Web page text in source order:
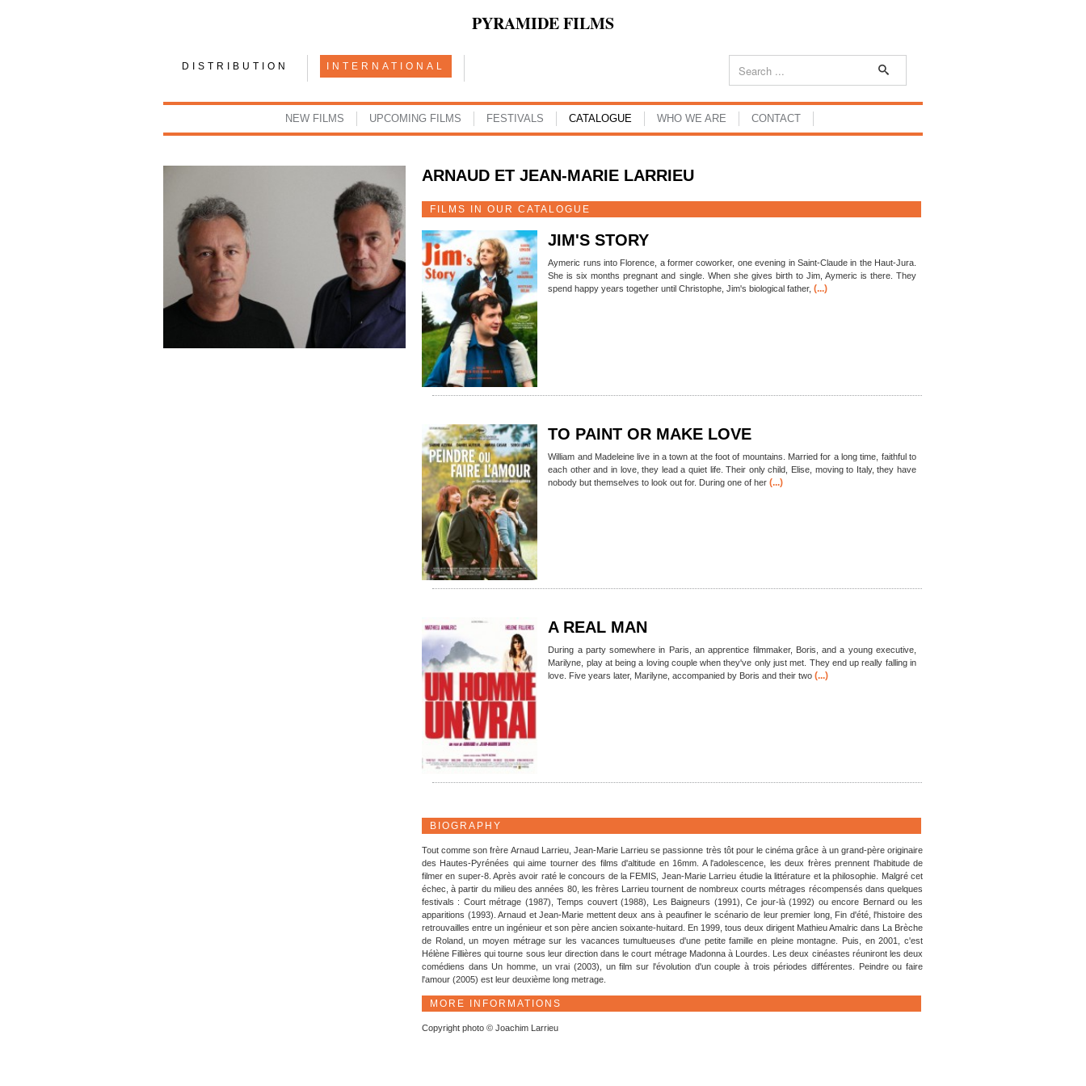
PYRAMIDE FILMS
DISTRIBUTION INTERNATIONAL
NEW FILMS UPCOMING FILMS FESTIVALS CATALOGUE WHO WE ARE CONTACT
ARNAUD ET JEAN-MARIE LARRIEU
FILMS IN OUR CATALOGUE
JIM'S STORY
Aymeric runs into Florence, a former coworker, one evening in Saint-Claude in the Haut-Jura.
She is six months pregnant and single. When she gives birth to Jim, Aymeric is there. They
spend happy years together until Christophe, Jim's biological father, (...)
TO PAINT OR MAKE LOVE
William and Madeleine live in a town at the foot of mountains. Married for a long time, faithful to
each other and in love, they lead a quiet life. Their only child, Elise, moving to Italy, they have
nobody but themselves to look out for. During one of her (...)
A REAL MAN
During a party somewhere in Paris, an apprentice filmmaker, Boris, and a young executive,
Marilyne, play at being a loving couple when they've only just met. They end up really falling in
love. Five years later, Marilyne, accompanied by Boris and their two (...)
BIOGRAPHY
Tout comme son frère Arnaud Larrieu, Jean-Marie Larrieu se passionne très tôt pour le cinéma grâce à un grand-père originaire
des Hautes-Pyrénées qui aime tourner des films d'altitude en 16mm. A l'adolescence, les deux frères prennent l'habitude de
filmer en super-8. Après avoir raté le concours de la FEMIS, Jean-Marie Larrieu étudie la littérature et la philosophie. Malgré cet
échec, à partir du milieu des années 80, les frères Larrieu tournent de nombreux courts métrages récompensés dans quelques
festivals : Court métrage (1987), Temps couvert (1988), Les Baigneurs (1991), Ce jour-là (1992) ou encore Bernard ou les
apparitions (1993). Arnaud et Jean-Marie mettent deux ans à peaufiner le scénario de leur premier long, Fin d'été, l'histoire des
retrouvailles entre un ingénieur et son père ancien soixante-huitard. En 1999, tous deux dirigent Mathieu Amalric dans La Brèche
de Roland, un moyen métrage sur les vacances tumultueuses d'une petite famille en pleine montagne. Puis, en 2001, c'est
Hélène Fillières qui tourne sous leur direction dans le court métrage Madonna à Lourdes. Les deux cinéastes réuniront les deux
comédiens dans Un homme, un vrai (2003), un film sur l'évolution d'un couple à trois périodes différentes. Peindre ou faire
l'amour (2005) est leur deuxième long metrage.
MORE INFORMATIONS
Copyright photo © Joachim Larrieu